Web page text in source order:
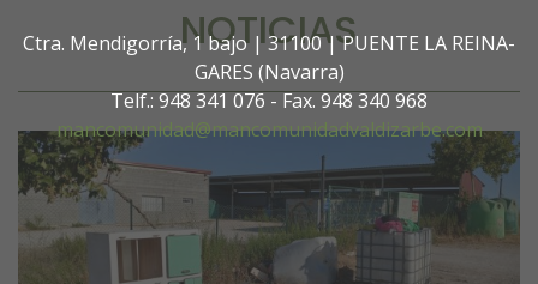
Ctra. Mendigorría, 1 bajo | 31100 | PUENTE LA REINA-
GARES (Navarra)
Telf.: 948 341 076 - Fax. 948 340 968
mancomunidad@mancomunidadvaldizarbe.com
NOTICIAS